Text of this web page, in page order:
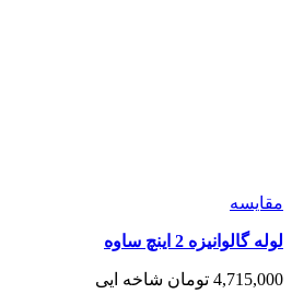
مقايسه
لوله گالوانیزه 2 اینچ ساوه
4,715,000 تومان شاخه ایی